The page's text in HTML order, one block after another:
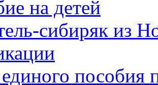
на детей
сибиряк из
пособия